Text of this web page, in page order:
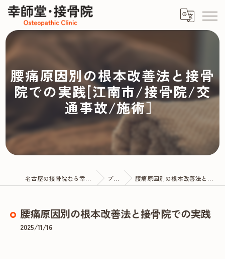
腰痛原因別の根本改善法と接骨
院での実践[江南市/接骨院/交
通事故/施術］
名古屋の接骨院なら幸師堂・接骨院 ブログ 腰痛原因別の根本改善法と接骨院での実践
腰痛原因別の根本改善法と接骨院での実践
2025/11/16